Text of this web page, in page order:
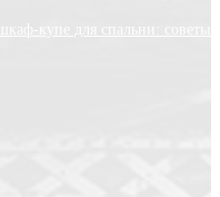
купе для спальни: советы